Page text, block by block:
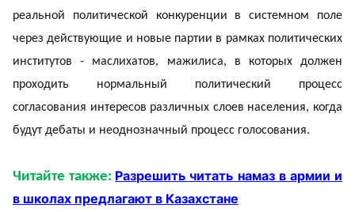
реальной политической конкуренции в системном поле
через действующие и новые партии в рамках политических
институтов - маслихатов, мажилиса, в которых должен
проходить нормальный политический процесс
согласования интересов различных слоев населения, когда
будут дебаты и неоднозначный процесс голосования.
Читайте также: Разрешить читать намаз в армии и
в школах предлагают в Казахстане